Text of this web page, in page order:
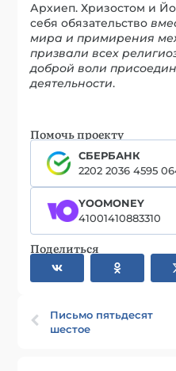
Архиеп. Хризостом и
себя обязательство
мира и примирения
призвали всех
доброй воли
деятельности.
Помочь проекту
СБЕРБАНК
2202 2036 4595
YOOMONEY
41001410883310
Поделиться
Письмо пятьдесят
шестое